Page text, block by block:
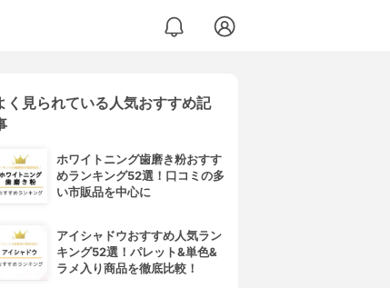
く見られている人気おすすめ記
ホワイトニング歯磨き粉おすす
めランキング52選！口コミの多
い市販品を中心に
アイシャドウおすすめ人気ラン
キング52選！パレット&単色&
ラメ入り商品を徹底比較！